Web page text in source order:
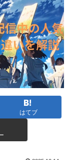
はてブ